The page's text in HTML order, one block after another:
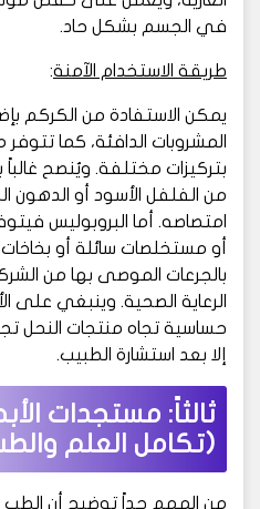
في الجسم بشكل حاد.
طريقة الاستخدام الآمنة:
يمكن الاستفادة من الكركم
المشروبات الدافئة، كما
بتركيزات مختلفة. ويُنصح
من الفلفل الأسود أو الدهون
امتصاصه. أما البروبوليس
أو مستخلصات سائلة أو بخاخات
بالجرعات الموصى بها من
الرعاية الصحية. وينبغي على
حساسية تجاه منتجات النحل
إلا بعد استشارة الطبيب.
ثالثاً: مستجدات
(تكامل العلم
من المهم جداً توضيح أن الطب